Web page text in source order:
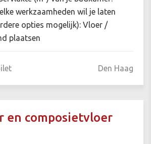
werkzaamheden wil je laten
opties mogelijk): Vloer /
plaatsen
Den Haag
en composietvloer